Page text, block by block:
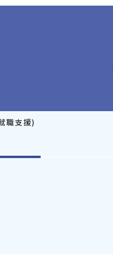
職支援)